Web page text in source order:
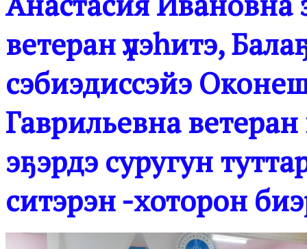
ветеран үлэһитэ,
сэбиэдиссэйэ
Гаврильевна ветеран
эҕэрдэ суругун
ситэрэн -хоторон